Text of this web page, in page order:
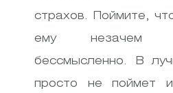
страхов. Поймите,
ему незачем
бессмысленно. В
просто не поймет